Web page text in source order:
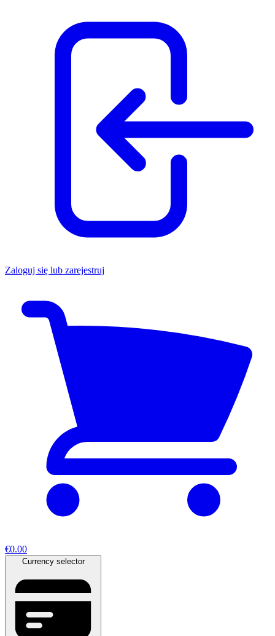
Zaloguj się lub zarejestruj
€0.00
Currency selector